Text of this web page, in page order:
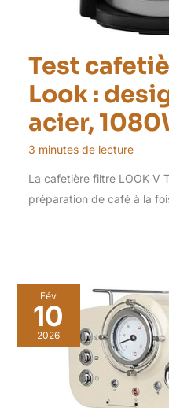
Test
Look :
acier,
3 minutes de lecture
La cafetière filtre LOOK V
préparation de café à la
Fév
10
2026